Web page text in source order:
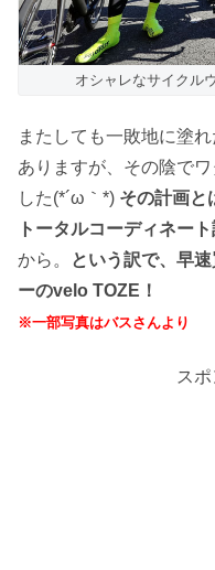
オシャレなサイクル
またしても一敗地に塗
ありますが、その陰で
した(*´ω｀*) その計画と
トータルコーディネート
から。
という訳で、早
ーのvelo TOZE！
※一部写真はバスさんより
ス